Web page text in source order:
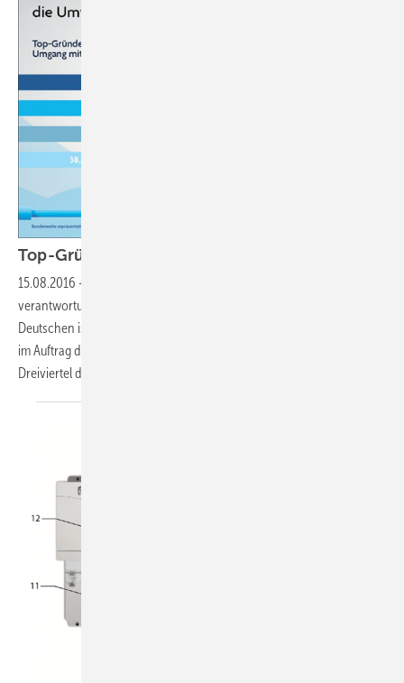
Top-Gründe der Deutschen für
15.08.2016 -
verantwortungsbewusst eingesetzt werden. Im Bewusstsein der
Deutschen ist dies tief verankert. Das zeigt eine aktuelle GfK-Umfrage
im Auftrag der Nachhaltigkeitsinitiative Blue Responsibility: Mehr als
Dreiviertel der Deutschen achten bewusst auf